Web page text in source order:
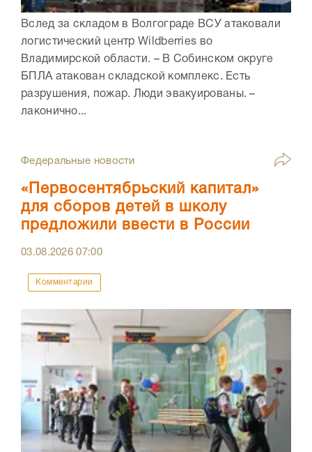
Вслед за складом в Волгограде ВСУ атаковали
логистический центр Wildberries во
Владимирской области. – В Собинском округе
БПЛА атакован складской комплекс. Есть
разрушения, пожар. Люди эвакуированы. –
лаконично...
Федеральные новости
«Первосентябрьский капитал»
для сборов детей в школу
предложили ввести в России
03.08.202607:00
Комментарии